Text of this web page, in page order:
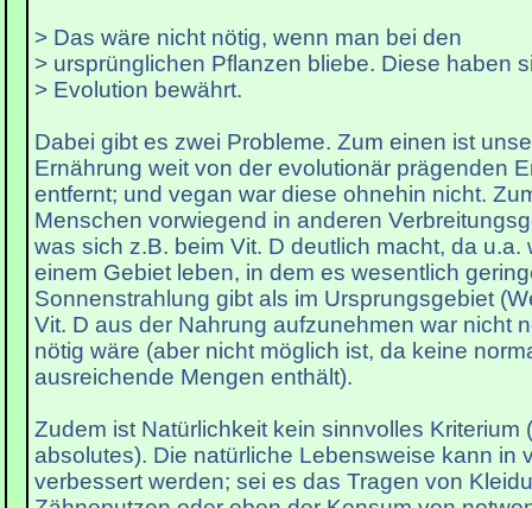
> Das wäre nicht nötig, wenn man bei den
> ursprünglichen Pflanzen bliebe. Diese haben
> Evolution bewährt.
Dabei gibt es zwei Probleme. Zum einen ist
Ernährung weit von der evolutionär prägenden
entfernt; und vegan war diese ohnehin nicht.
Menschen vorwiegend in anderen
was sich z.B. beim Vit. D deutlich macht, da u.a.
einem Gebiet leben, in dem es wesentlich
Sonnenstrahlung gibt als im Ursprungsgebiet
Vit. D aus der Nahrung aufzunehmen war nicht
nötig wäre (aber nicht möglich ist, da keine
ausreichende Mengen enthält).
Zudem ist Natürlichkeit kein sinnvolles Kriterium
absolutes). Die natürliche Lebensweise kann in
verbessert werden; sei es das Tragen von